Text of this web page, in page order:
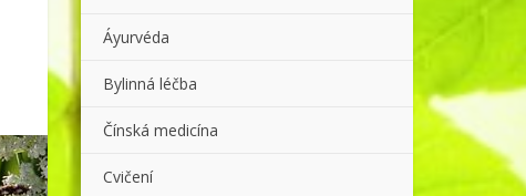
Áyurvéda
Bylinná léčba
Čínská medicína
Cvičení